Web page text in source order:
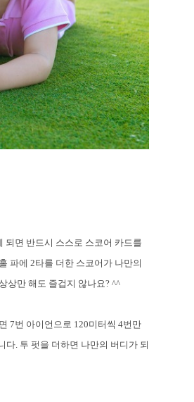
되면 반드시 스스로 스코어 카드를
파에 2타를 더한 스코어가 나만의
상만 해도 즐겁지 않나요? ^^
7번 아이언으로 120미터씩 4번만
다 투 펏을 더하면 나만의 버디가 되